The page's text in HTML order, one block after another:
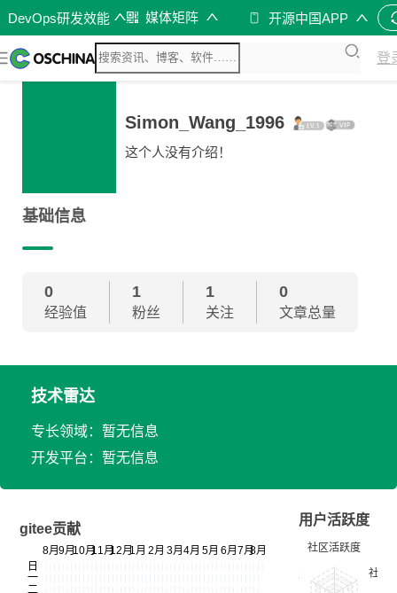
DevOps研发效能 媒体矩阵 开源中国APP
登
Simon_Wang_1996
这个人没有介绍！
基础信息
0
经验值
1
粉丝
1
关注
0
文章总量
技术雷达
专长领域：暂无信息
开发平台：暂无信息
gitee贡献
用户活跃度